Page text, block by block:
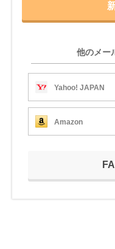
他のメー
Yahoo! JAPAN
Amazon